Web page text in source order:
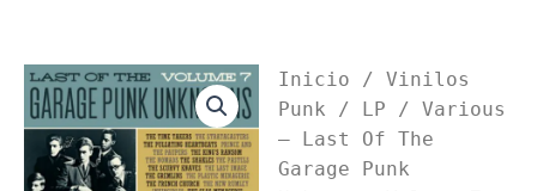
Inicio /Vinilos
Punk / LP / Various
– Last Of The
Garage Punk